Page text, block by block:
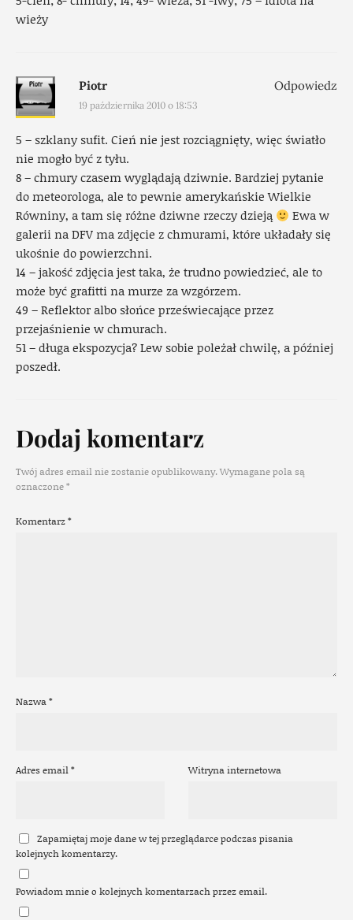
wieży
Piotr
19 października 2010 o 18:53
5 – szklany sufit. Cień nie jest rozciągnięty, więc światło
nie mogło być z tyłu.
8 – chmury czasem wyglądają dziwnie. Bardziej pytanie
do meteorologa, ale to pewnie amerykańskie Wielkie
Równiny, a tam się różne dziwne rzeczy dzieją
Ewa w
galerii na DFV ma zdjęcie z chmurami, które układały się
ukośnie do powierzchni.
14 – jakość zdjęcia jest taka, że trudno powiedzieć, ale to
może być grafitti na murze za wzgórzem.
49 – Reflektor albo słońce przeświecające przez
przejaśnienie w chmurach.
51 – długa ekspozycja? Lew sobie poleżał chwilę, a później
poszedł.
Odpowiedz
Dodaj komentarz
Twój adres email nie zostanie opublikowany.Wymagane pola są
oznaczone*
Komentarz*
Nazwa*
Adres email* Witryna internetowa
Zapamiętaj moje dane w tej przeglądarce podczas pisania
kolejnych komentarzy.
Powiadom mnie o kolejnych komentarzach przez email.